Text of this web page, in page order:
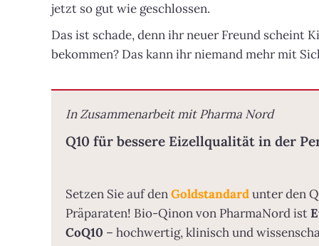
jetzt so gut wie geschlossen.
Das ist schade, denn ihr neuer Freund scheint
bekommen? Das kann ihr niemand mehr mit
In Zusammenarbeit mit Pharma Nord
Q10 für bessere Eizellqualität in der
Setzen Sie auf denGoldstandardunter den
Präparaten! Bio-Qinon von PharmaNord ist
CoQ10 – hochwertig, klinisch und